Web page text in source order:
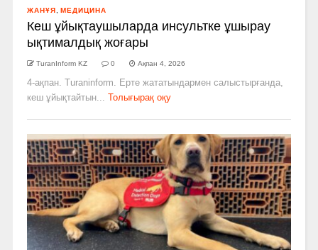
ЖАНҰЯ МЕДИЦИНА
Кеш ұйықтаушыларда инсультке ұшырау
ықтималдық жоғары
TuranInform KZ 0 Ақпан 4, 2026
4-ақпан. Turaninform. Ерте жататындармен салыстырғанда,
кеш ұйықтайтын...
Толығырақ оқу